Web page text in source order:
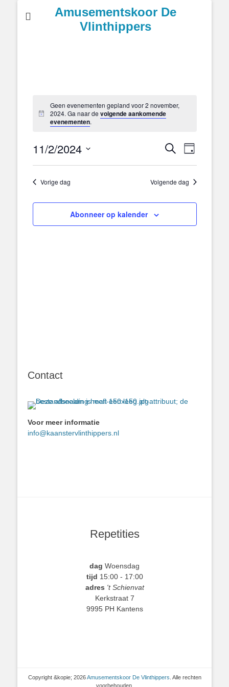
Amusementskoor De
Vlinthippers
Geen evenementen gepland voor 2 november,
2024. Ga naar devolgende aankomende
evenementen.
Evenementen
weergeven
Zoeken
navigatie
Dag
11/2/2024
datum.
Vorige dag Volgende dag
Abonneer op kalender
Contact
Voor meer informatie
info@kaanstervlinthippers.nl
Repetities
dag Woensdag
tijd 15:00 - 17:00
adres 't Schienvat
Kerkstraat 7
9995 PH Kantens
Copyright &kopie; 2026Amusementskoor De Vlinthippers . Alle rechten
voorbehouden.